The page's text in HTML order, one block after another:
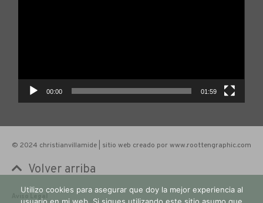
00:00 01:59
© 2024 christianvillamide | sitio web creado por www.roottengraphic.com
Volver arriba
Aviso Legal
Utilizo cookies para asegurar que doy la mejor experiencia al